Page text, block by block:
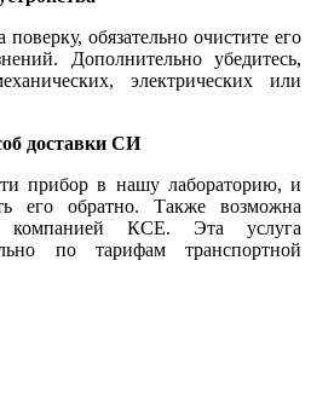
обязательно очистите его
Дополнительно убедитесь,
электрических или
доставки СИ
прибор в нашу лабораторию, и
его обратно. Также возможна
компанией КСЕ. Эта услуга
по тарифам транспортной